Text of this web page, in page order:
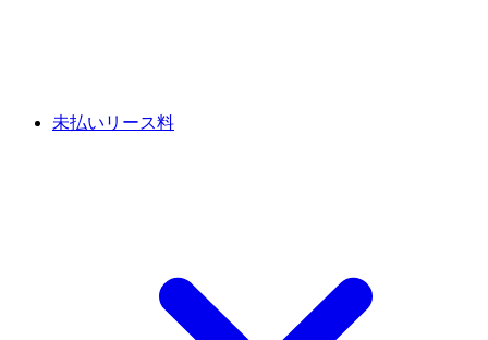
未払いリース料